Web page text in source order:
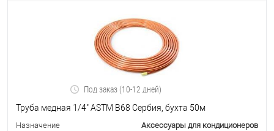
Под заказ (10-12 дней)
Труба медная 1/4" ASTM B68 Сербия, бухта 50м
Назначение
Аксессуары для кондиционеров